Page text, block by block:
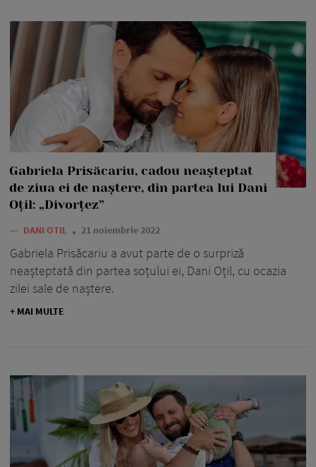
Gabriela Prisăcariu, cadou neașteptat
de ziua ei de naștere, din partea lui Dani
Oțil: „Divorțez”
— DANI OTIL 21 noiembrie 2022
Gabriela Prisăcariu a avut parte de o surpriză
neașteptată din partea soțului ei, Dani Oțil, cu ocazia
zilei sale de naștere.
+ MAI MULTE